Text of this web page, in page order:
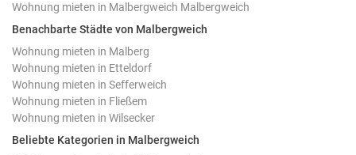
Wohnung mieten in Malbergweich Malbergweich
Benachbarte Städte von Malbergweich
Wohnung mieten in Malberg
Wohnung mieten in Etteldorf
Wohnung mieten in Sefferweich
Wohnung mieten in Fließem
Wohnung mieten in Wilsecker
Beliebte Kategorien in Malbergweich